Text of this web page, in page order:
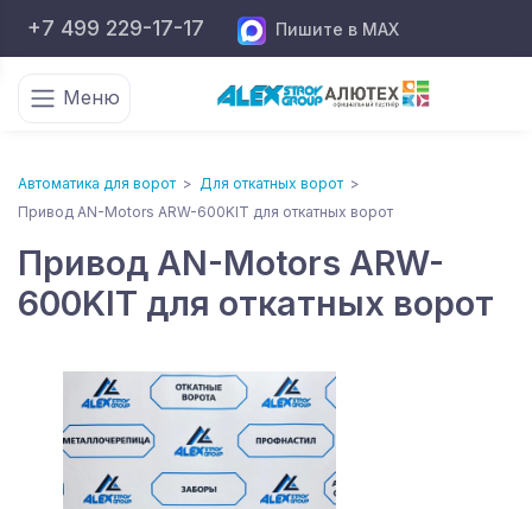
+7 499 229-17-17 Пишите в MAX
Меню
Автоматика для ворот > Для откатных ворот >
Привод AN-Motors ARW-600KIT для откатных ворот
Привод AN-Motors ARW-
600KIT для откатных ворот